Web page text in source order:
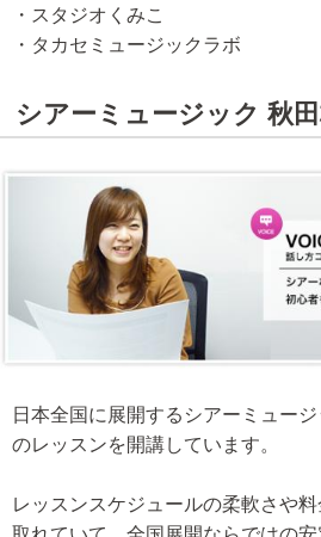
・スタジオくみこ
・タカセミュージックラボ
シアーミュージック 秋
日本全国に展開するシアーミュー
のレッスンを開講しています。
レッスンスケジュールの柔軟さや